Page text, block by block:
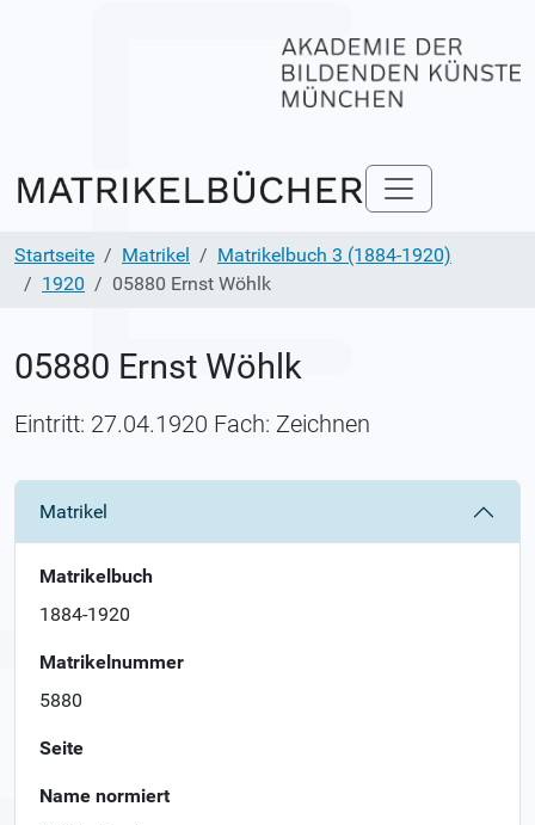
Startseite Matrikel
Matrikelbuch 3 (1884-1920)
1920
05880 Ernst Wöhlk
05880 Ernst Wöhlk
Eintritt: 27.04.1920 Fach: Zeichnen
Matrikel
Matrikelbuch
1884-1920
Matrikelnummer
5880
Seite
Name normiert